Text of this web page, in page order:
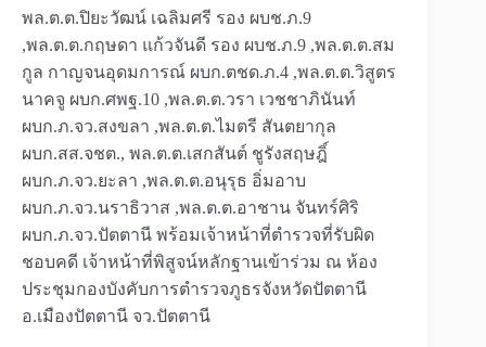
พล.ต.ต.ปิยะวัฒน์ เฉลิมศรี รอง ผบช.ภ.9
,พล.ต.ต.กฤษดา แก้วจันดี รอง ผบช.ภ.9 ,พล.ต.ต.สม
กูล กาญจนอุดมการณ์ ผบก.ตชด.ภ.4 ,พล.ต.ต.วิสูตร
นาคจู ผบก.ศพฐ.10 ,พล.ต.ต.วรา เวชชาภินันท์
ผบก.ภ.จว.สงขลา ,พล.ต.ต.ไมตรี สันตยากุล
ผบก.สส.จชต., พล.ต.ต.เสกสันต์ ชูรังสฤษฎิ์
ผบก.ภ.จว.ยะลา ,พล.ต.ต.อนุรุธ อิ่มอาบ
ผบก.ภ.จว.นราธิวาส ,พล.ต.ต.อาชาน จันทร์ศิริ
ผบก.ภ.จว.ปัตตานี พร้อมเจ้าหน้าที่ตำรวจที่รับผิด
ชอบคดี เจ้าหน้าที่พิสูจน์หลักฐานเข้าร่วม ณ ห้อง
ประชุมกองบังคับการตำรวจภูธรจังหวัดปัตตานี
อ.เมืองปัตตานี จว.ปัตตานี